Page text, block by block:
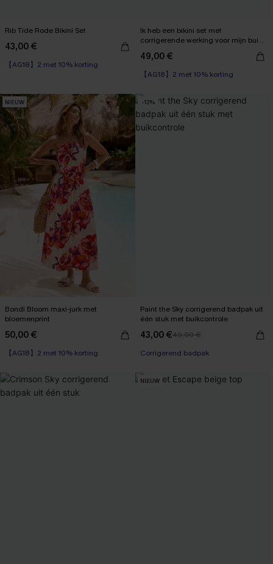
Rib Tide Rode Bikini Set
43,00 €
【AG18】2 met 10% korting
Naadloos
Ik heb een bikini set met
corrigerende werking voor mijn buik
49,00 €
【AG18】2 met 10% korting
High Waist
NIEUW
Bondi Bloom maxi-jurk met
bloemenprint
50,00 €
【AG18】2 met 10% korting
High Waist
-12%
Paint the Sky corrigerend badpak uit
één stuk met buikcontrole
43,00 €49,00 €
Corrigerend badpak
NIEUW